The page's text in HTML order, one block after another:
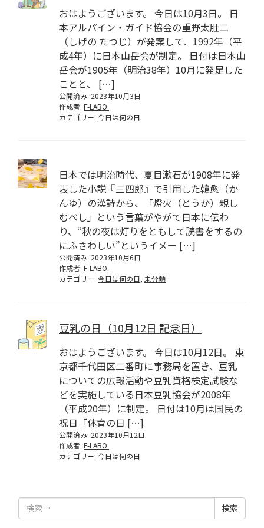
おはようございます。 今日は10月3日。 日
本アルパイン・ガイド協会の重野太肚二
（しげの たつじ）が発案して、1992年（平
成4年）に日本山岳会が制定。 日付は日本山
岳会が1905年（明治38年）10月に発足した
ことと、 […]
公開済み: 2023年10月3日
作成者: F-LABO.
カテゴリー: 今日は何の日
日本では明治時代、夏目漱石が1908年に発
表した小説『三四郎』で引用した韓愈（か
んゆ）の漢詩から、「燈火（とうか）親し
むべし」という言葉がやがて日本に伝わ
り、“秋の夜は灯りをともして読書をするの
にふさわしい”というイメー […]
公開済み: 2023年10月6日
作成者: F-LABO.
カテゴリー: 今日は何の日, 未分類
豆乳の日（10月12日 記念日）
おはようございます。 今日は10月12日。 東
京都千代田区二番町に事務局を置き、豆乳
についての広報活動や豆乳資格検定試験な
どを実施している日本豆乳協会が2008年
（平成20年）に制定。 日付は10月は国民の
祝日「体育の日 […]
公開済み: 2023年10月12日
作成者: F-LABO.
カテゴリー: 今日は何の日
検
索: